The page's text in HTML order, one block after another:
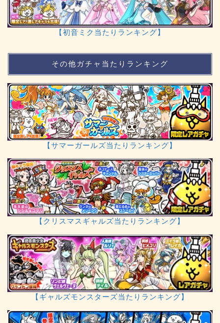
【初音ミク当たりランキング】
その他ガチャ当たりランキング
【サマーガールズ当たりランキング】
【クリスマスギャルズ当たりランキング】
【ギャルズモンスターズ当たりランキング】